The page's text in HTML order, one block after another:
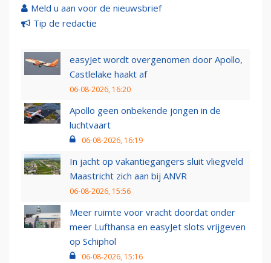
Meld u aan voor de nieuwsbrief
Tip de redactie
easyJet wordt overgenomen door Apollo,
Castlelake haakt af
06-08-2026, 16:20
Apollo geen onbekende jongen in de
luchtvaart
06-08-2026, 16:19
In jacht op vakantiegangers sluit vliegveld
Maastricht zich aan bij ANVR
06-08-2026, 15:56
Meer ruimte voor vracht doordat onder
meer Lufthansa en easyJet slots vrijgeven
op Schiphol
06-08-2026, 15:16